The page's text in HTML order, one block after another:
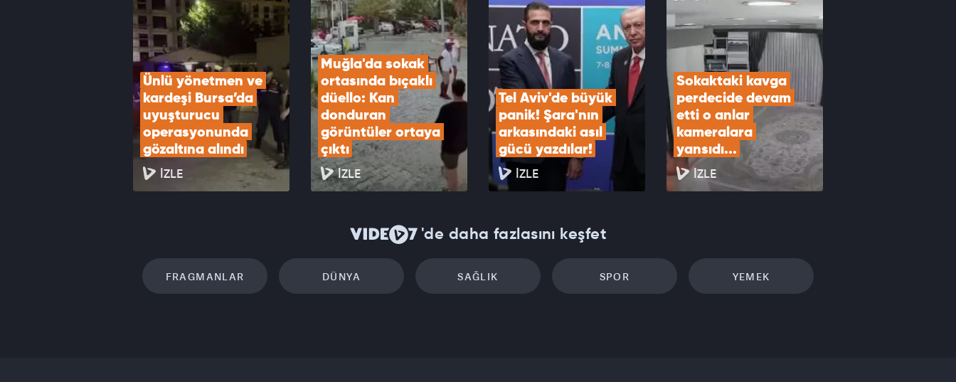
Bursa'da köprülü kavşakta feci kaza: 3 ölü, 2 ağır yaralı
VIDEOYU İZLE
Ünlü yönetmen ve
kardeşi Bursa’da
uyuşturucu
operasyonunda
gözaltına alındı
İZLE
Muğla'da sokak
ortasında bıçaklı
düello: Kan
donduran
görüntüler ortaya
çıktı
İZLE
Tel Aviv'de büyük
panik! Şara'nın
arkasındaki asıl
gücü yazdılar!
İZLE
Sokaktaki kavga
perdecide devam
etti o anlar
kameralara
yansıdı...
İZLE
'de daha fazlasını keşfet
FRAGMANLAR DÜNYA SAĞLIK SPOR YEMEK